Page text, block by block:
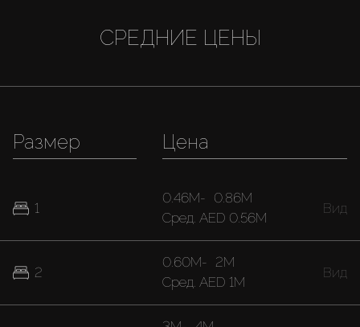
СРЕДНИЕ ЦЕНЫ
Размер
1
2
Цена
0.46M- 0.86M
Cред. AED 0.56M
Вид
0.60M- 2M
Cред. AED 1M
Вид